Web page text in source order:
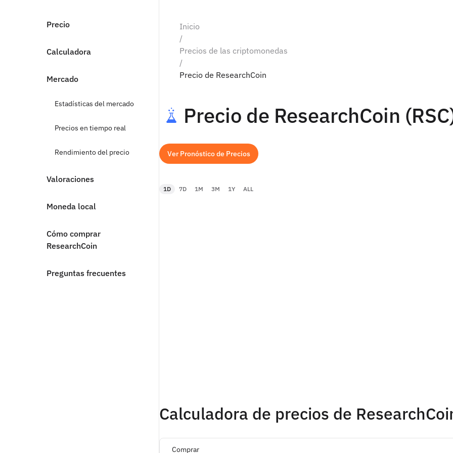
Precio
Calculadora
Mercado
Estadísticas del mercado
Precios en tiempo real
Rendimiento del precio
Valoraciones
Moneda local
Cómo comprar
ResearchCoin
Preguntas frecuentes
Inicio
/
Precios de las criptomonedas
/
Precio de ResearchCoin
Precio de ResearchCoin
Ver Pronóstico de Precios
1D 7D 1M 3M 1Y ALL
Calculadora de precios de
Comprar